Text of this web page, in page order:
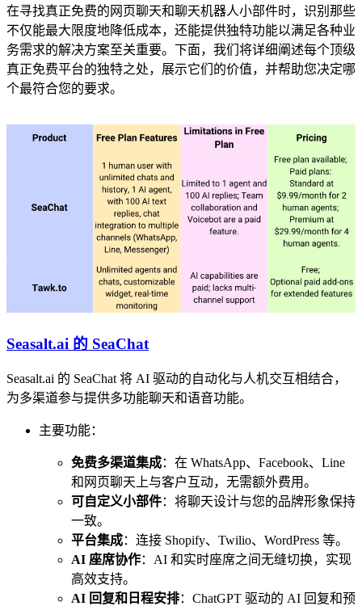
在寻找真正免费的网页聊天和聊天机器人小部件时，识别那些
不仅能最大限度地降低成本，还能提供独特功能以满足各种业
务需求的解决方案至关重要。下面，我们将详细阐述每个顶级
真正免费平台的独特之处，展示它们的价值，并帮助您决定哪
个最符合您的要求。
Seasalt.ai 的 SeaChat
Seasalt.ai 的 SeaChat 将 AI 驱动的自动化与人机交互相结合，
为多渠道参与提供多功能聊天和语音功能。
主要功能：
免费多渠道集成：在 WhatsApp、Facebook、Line
和网页聊天上与客户互动，无需额外费用。
可自定义小部件：将聊天设计与您的品牌形象保持
一致。
平台集成：连接 Shopify、Twilio、WordPress 等。
AI 座席协作：AI 和实时座席之间无缝切换，实现
高效支持。
AI 回复和日程安排：ChatGPT 驱动的 AI 回复和预